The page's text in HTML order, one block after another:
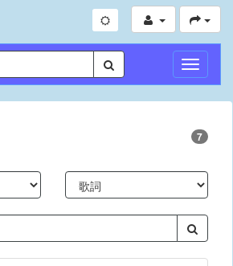
切
換
導
7